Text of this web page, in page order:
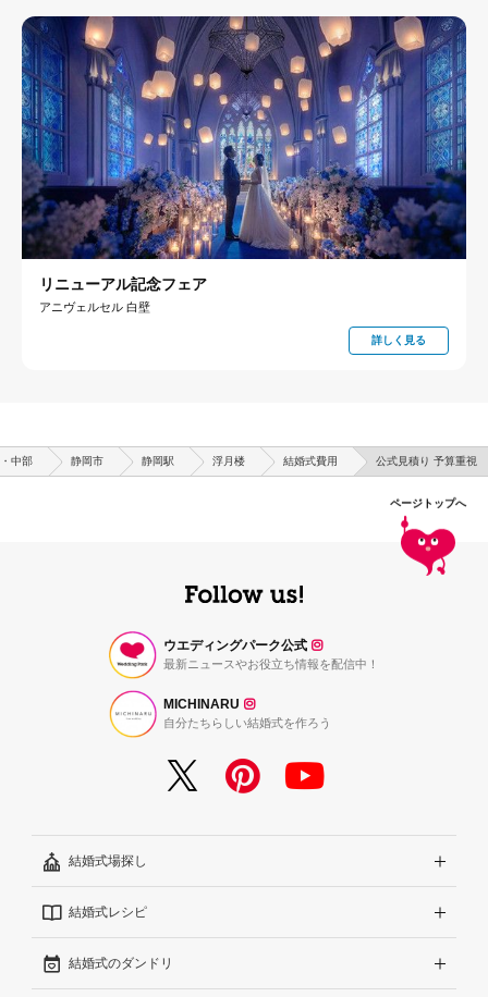
リニューアル記念フェア
アニヴェルセル 白壁
詳しく見る
中部 静岡市 静岡駅 浮月楼 結婚式費用 公式見積り 予算重視
ページトップへ
ウエディングパーク公式
最新ニュースやお役立ち情報を配信中！
MICHINARU
自分たちらしい結婚式を作ろう
結婚式場探し
エリアから探す
こだわりから探す
結婚式レシピ
結婚式準備レポート『ハナレポ』
結婚式のダンドリ